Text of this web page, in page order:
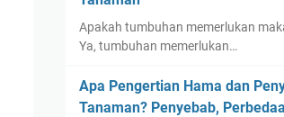
Apakah tumbuhan memerlukan
Ya, tumbuhan memerlukan…
Apa Pengertian Hama dan
Tanaman? Penyebab,